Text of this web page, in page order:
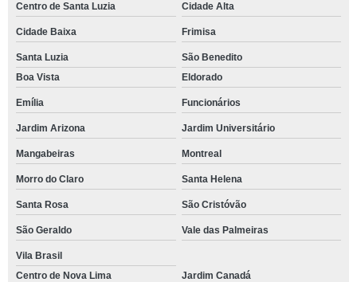
Centro de Santa Luzia Cidade Alta
Cidade Baixa Frimisa
Santa Luzia
São Benedito
Boa Vista
Eldorado
Emília Funcionários
Jardim Arizona Jardim Universitário
Mangabeiras Montreal
Morro do Claro Santa Helena
Santa Rosa São Cristóvão
São Geraldo Vale das Palmeiras
Vila Brasil
Centro de Nova Lima
Jardim Canadá